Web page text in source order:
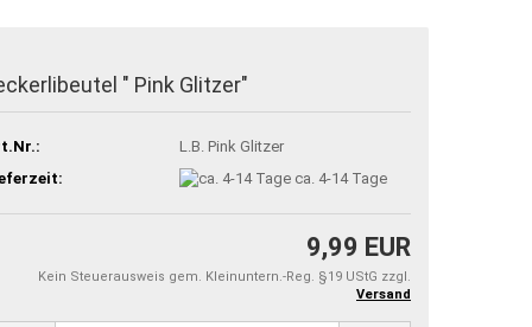
erstellen
vergessen?
" Pink Glitzer"
L.B. Pink Glitzer
ca. 4-14 Tage
9,99 EUR
Kein Steuerausweis gem. Kleinuntern.-Reg. §19 UStG zzgl.
Versand